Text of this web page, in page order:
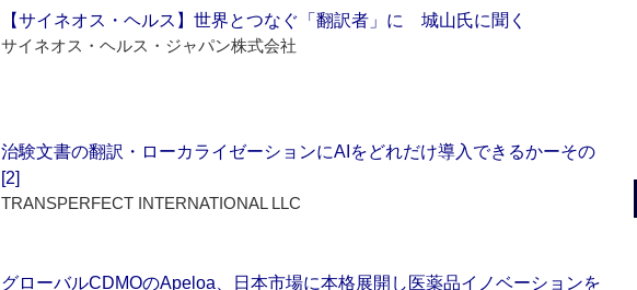
【サイネオス・ヘルス】世界とつなぐ「翻訳者」に 城山氏に聞く
サイネオス・ヘルス・ジャパン株式会社
治験文書の翻訳・ローカライゼーションにAIをどれだけ導入できるかーその
[2]
TRANSPERFECT INTERNATIONAL LLC
グローバルCDMOのApeloa、日本市場に本格展開し医薬品イノベーションを